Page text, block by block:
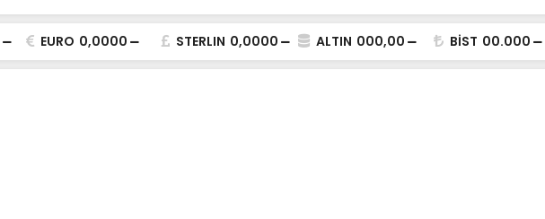
EURO 0,0000 STERLIN 0,0000 ALTIN 000,00 BİST 00.000